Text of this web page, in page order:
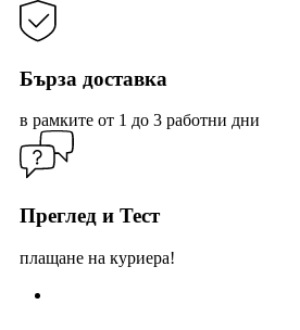
Бърза доставка
в рамките от 1 до 3 работни дни
Преглед и Тест
плащане на куриера!